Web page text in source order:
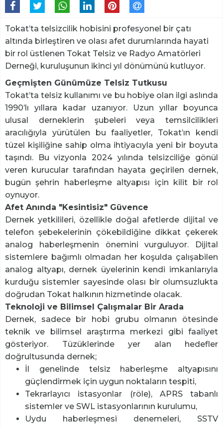
Tokat’ta telsizcilik hobisini profesyonel bir çatı
altında birleştiren ve olası afet durumlarında hayati
bir rol üstlenen Tokat Telsiz ve Radyo Amatörleri
Derneği, kuruluşunun ikinci yıl dönümünü kutluyor.
Geçmişten Günümüze Telsiz Tutkusu
Tokat’ta telsiz kullanımı ve bu hobiye olan ilgi aslında
1990’lı yıllara kadar uzanıyor. Uzun yıllar boyunca
ulusal derneklerin şubeleri veya temsilcilikleri
aracılığıyla yürütülen bu faaliyetler, Tokat’ın kendi
tüzel kişiliğine sahip olma ihtiyacıyla yeni bir boyuta
taşındı. Bu vizyonla 2024 yılında telsizciliğe gönül
veren kurucular tarafından hayata geçirilen dernek,
bugün şehrin haberleşme altyapısı için kilit bir rol
oynuyor.
Afet Anında "Kesintisiz" Güvence
Dernek yetkilileri, özellikle doğal afetlerde dijital ve
telefon şebekelerinin çökebildiğine dikkat çekerek
analog haberleşmenin önemini vurguluyor. Dijital
sistemlere bağımlı olmadan her koşulda çalışabilen
analog altyapı, dernek üyelerinin kendi imkanlarıyla
kurduğu sistemler sayesinde olası bir olumsuzlukta
doğrudan Tokat halkının hizmetinde olacak.
Teknoloji ve Bilimsel Çalışmalar Bir Arada
Dernek, sadece bir hobi grubu olmanın ötesinde
teknik ve bilimsel araştırma merkezi gibi faaliyet
gösteriyor. Tüzüklerinde yer alan hedefler
doğrultusunda dernek;
İl genelinde telsiz haberleşme altyapısını
güçlendirmek için uygun noktaların tespiti,
Tekrarlayıcı istasyonlar (röle), APRS tabanlı
sistemler ve SWL istasyonlarının kurulumu,
Uydu haberleşmesi denemeleri, SSTV